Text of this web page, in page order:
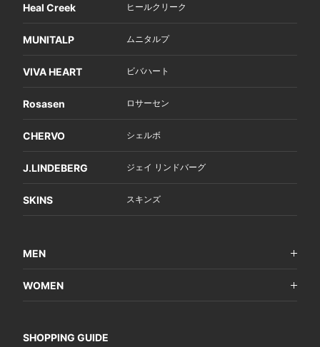
Heal Creek ヒールクリーク
MUNITALP ムニタルプ
VIVA HEART ビバハート
Rosasen ロサーセン
CHERVO シェルボ
J.LINDEBERG ジェイ リンドバーグ
SKINS スキンズ
MEN
WOMEN
SHOPPING GUIDE